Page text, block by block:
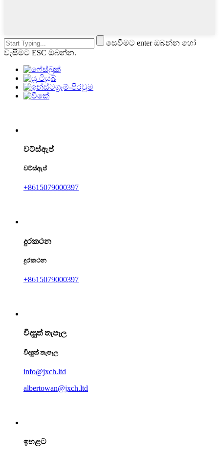
සෙවීමට enter ඔබන්න හෝ
වැසීමට ESC ඔබන්න.
වට්ස්ඇප්
වට්ස්ඇප්
+8615079000397
දුරකථන
දුරකථන
+8615079000397
විද්‍යුත් තැපෑල
විද්‍යුත් තැපෑල
info@jxch.ltd
albertowan@jxch.ltd
ඉහළට